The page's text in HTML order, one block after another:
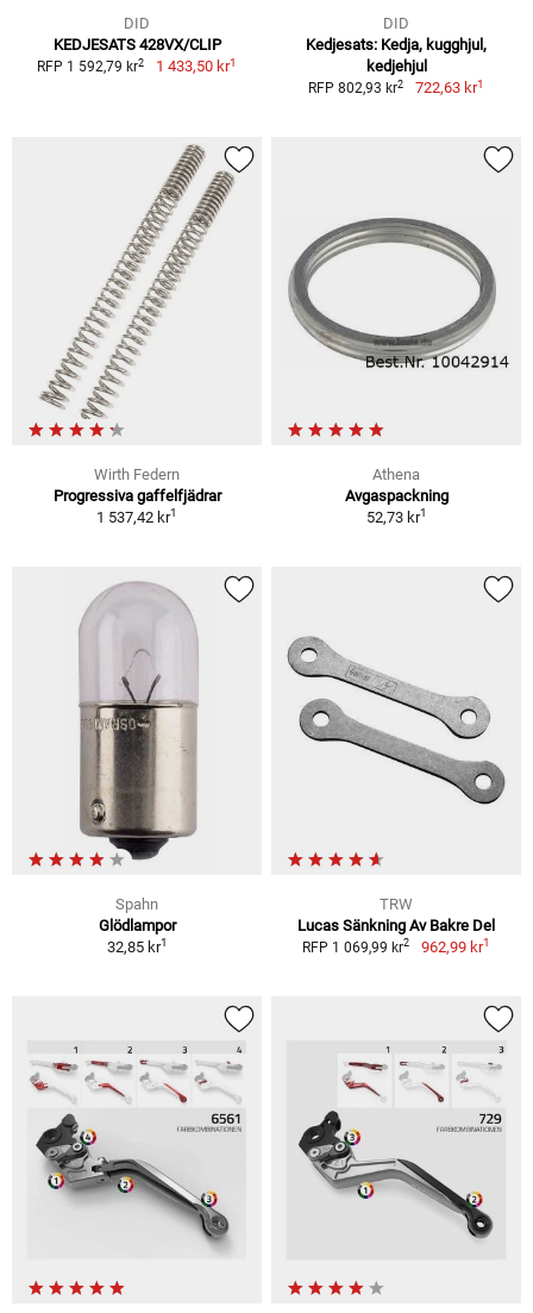
DID
KEDJESATS 428VX/CLIP
RFP 1 592,79 kr2 1 433,50 kr1
DID
Kedjesats: Kedja, kugghjul,
kedjehjul
RFP 802,93 kr2 722,63 kr1
Wirth Federn
Progressiva gaffelfjädrar
1 537,42 kr1
Athena
Avgaspackning
52,73 kr1
Spahn
Glödlampor
32,85 kr1
TRW
Lucas Sänkning Av Bakre Del
RFP 1 069,99 kr2 962,99 kr1